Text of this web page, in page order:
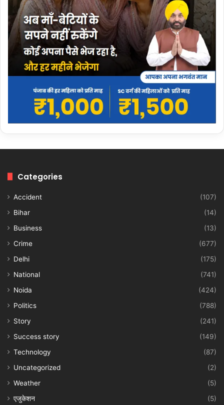
Categories
Accident
(107)
Bihar
(14)
Business
(13)
Crime
(677)
Delhi
(175)
National
(741)
Noida
(424)
Politics
(788)
Story
(241)
Success story
(149)
Technology
(87)
Uncategorized
(2)
Weather
(5)
एजुकेशन
(5)